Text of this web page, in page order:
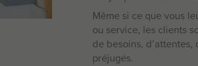
Même si ce que vous
ou service, les clients
de besoins,
préjugés.